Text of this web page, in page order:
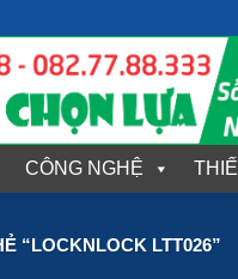
CÔNG NGHỆ
“LOCKNLOCK LTT026”